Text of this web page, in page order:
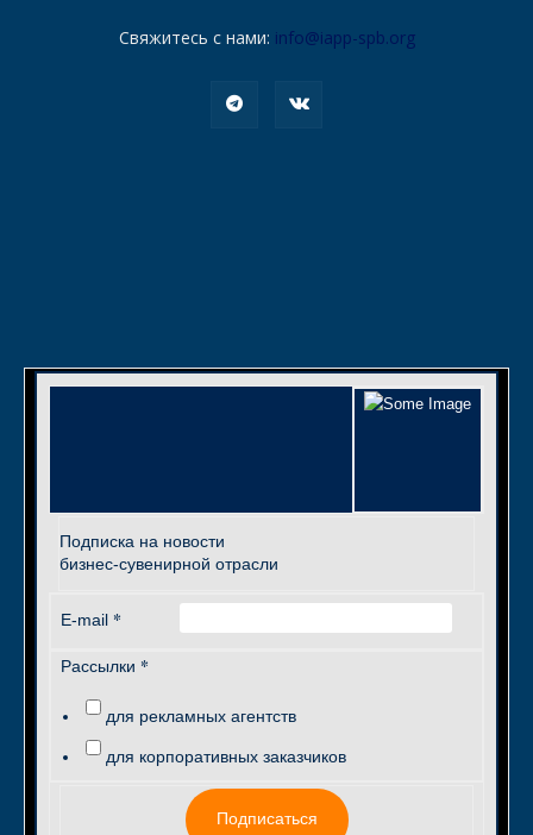
Свяжитесь с нами: info@iapp-spb.org
Подписка на новости
бизнес-сувенирной отрасли
E-mail *
Рассылки *
для рекламных агентств
для корпоративных заказчиков
Подписаться